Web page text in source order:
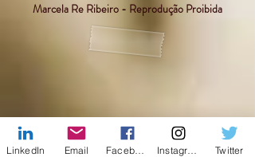
Marcela Re Ribeiro - Reprodução Proibida
LinkedIn Email Twitter